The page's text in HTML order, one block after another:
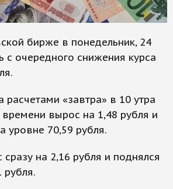
бирже в понедельник, 24
с очередного снижения курса
расчетами «завтра» в 10 утра
вырос на 1,48 рубля и
уровне 70,59 рубля.
на 2,16 рубля и поднялся
рубля.